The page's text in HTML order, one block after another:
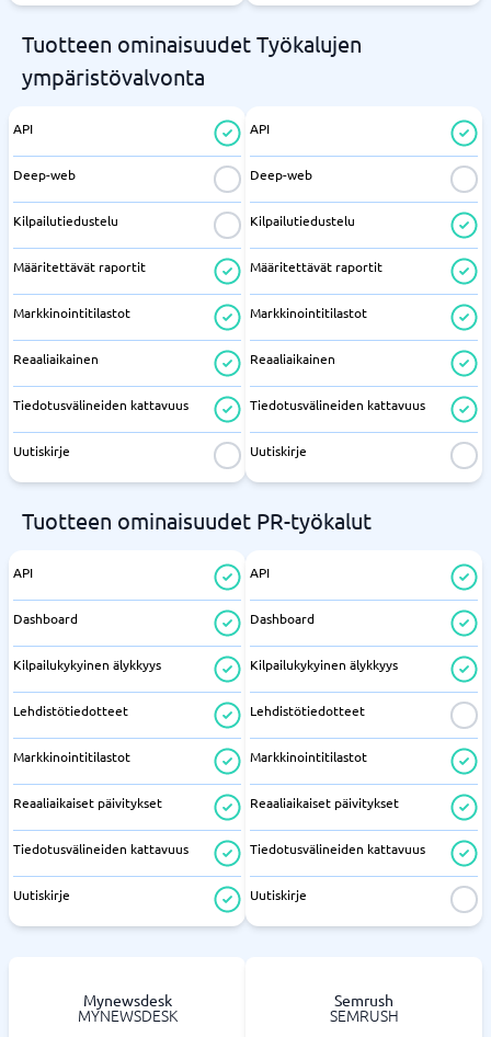
Tuotteen ominaisuudet Työkalujen
ympäristövalvonta
API
Deep-web
Kilpailutiedustelu
Määritettävät raportit
Markkinointitilastot
Reaaliaikainen
Tiedotusvälineiden kattavuus
Uutiskirje
API
Deep-web
Kilpailutiedustelu
Määritettävät raportit
Markkinointitilastot
Reaaliaikainen
Tiedotusvälineiden kattavuus
Uutiskirje
Tuotteen ominaisuudet PR-työkalut
API
Dashboard
Kilpailukykyinen älykkyys
Lehdistötiedotteet
Markkinointitilastot
Reaaliaikaiset päivitykset
Tiedotusvälineiden kattavuus
Uutiskirje
API
Dashboard
Kilpailukykyinen älykkyys
Lehdistötiedotteet
Markkinointitilastot
Reaaliaikaiset päivitykset
Tiedotusvälineiden kattavuus
Uutiskirje
Mynewsdesk
MYNEWSDESK
Semrush
SEMRUSH